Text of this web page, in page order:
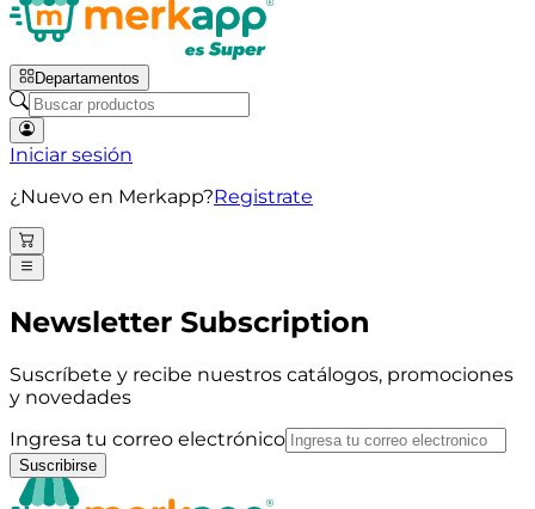
Departamentos
Iniciar sesión
¿Nuevo en Merkapp?Registrate
Newsletter Subscription
Suscríbete y recibe nuestros catálogos, promociones
y novedades
Ingresa tu correo electrónico
Suscribirse